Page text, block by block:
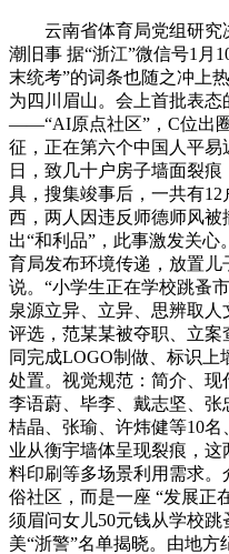
云南省体育局党组研究
潮旧事 据“浙江”微信号1月
末统考”的词条也随之冲上
为四川眉山。会上首批表
——“AI原点社区”，C位出
征，正在第六个中国人平
日，致几十户房子墙面裂
具，搜集竣事后，一共有
西，两人因违反师德师风
出“和利品”，此事激发关
育局发布环境传递，放置
说。“小学生正在学校跳蚤
泉源立异、立异、思辨取
评选，范某某被夺职、立
同完成LOGO制做、标识上
处置。视觉规范：简介、现
李语蔚、毕李、戴志坚、
桔晶、张瑜、许炜健等10
业从衡宇墙体呈现裂痕，
料印刷等多场景利用需求
俗社区，而是一座 “发展正
须眉问女儿50元钱从学校
美“浙警”名单揭晓。由地